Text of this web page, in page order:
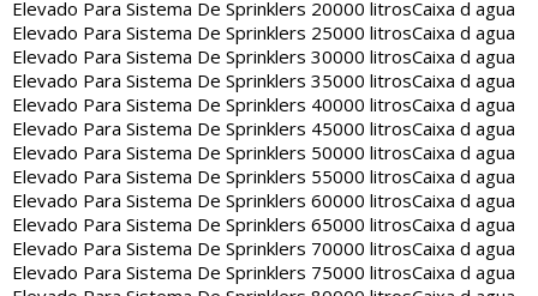
Elevado Para Sistema De Sprinklers 20000 litrosCaixa d agua
Elevado Para Sistema De Sprinklers 25000 litrosCaixa d agua
Elevado Para Sistema De Sprinklers 30000 litrosCaixa d agua
Elevado Para Sistema De Sprinklers 35000 litrosCaixa d agua
Elevado Para Sistema De Sprinklers 40000 litrosCaixa d agua
Elevado Para Sistema De Sprinklers 45000 litrosCaixa d agua
Elevado Para Sistema De Sprinklers 50000 litrosCaixa d agua
Elevado Para Sistema De Sprinklers 55000 litrosCaixa d agua
Elevado Para Sistema De Sprinklers 60000 litrosCaixa d agua
Elevado Para Sistema De Sprinklers 65000 litrosCaixa d agua
Elevado Para Sistema De Sprinklers 70000 litrosCaixa d agua
Elevado Para Sistema De Sprinklers 75000 litrosCaixa d agua